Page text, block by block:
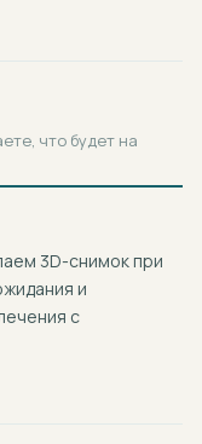
что будет на
3D-снимок при
и
с